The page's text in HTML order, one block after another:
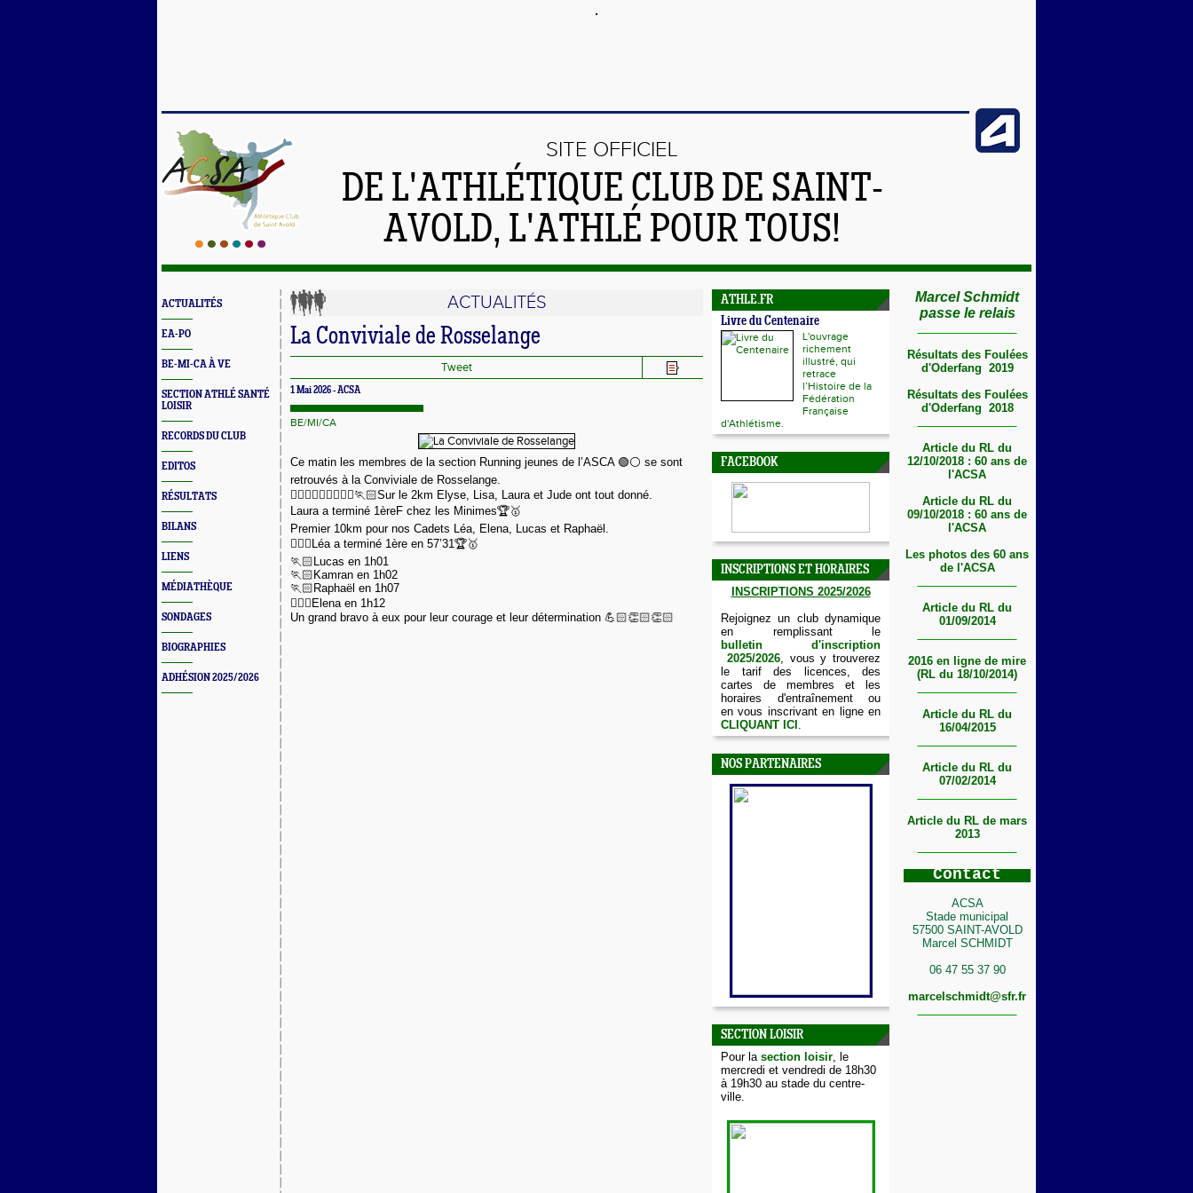
SITE OFFICIEL
DE L'ATHLÉTIQUE CLUB DE SAINT-
AVOLD, L'ATHLÉ POUR TOUS!
ACTUALITÉS
EA-PO
BE-MI-CA À VE
SECTION ATHLÉ SANTÉ
LOISIR
RECORDS DU CLUB
EDITOS
RÉSULTATS
BILANS
LIENS
MÉDIATHÈQUE
SONDAGES
BIOGRAPHIES
ADHÉSION 2025/2026
ACTUALITÉS
La Conviviale de Rosselange
Tweet
1 Mai 2026 - ACSA
BE/MI/CA
Ce matin les membres de la section Running jeunes de l’ASCA 🟢⚪️ se sont
retrouvés à la Conviviale de Rosselange.
🏃🏼‍♀️🏃🏻‍♀️🏃🏻‍♀️🏃🏻Sur le 2km Elyse, Lisa, Laura et Jude ont tout donné.
Laura a terminé 1èreF chez les Minimes🏆🥇
Premier 10km pour nos Cadets Léa, Elena, Lucas et Raphaël.
🏃🏻‍♀️Léa a terminé 1ère en 57’31🏆🥇
🏃🏻Lucas en 1h01
🏃🏻Kamran en 1h02
🏃🏻Raphaël en 1h07
🏃🏼‍♀️Elena en 1h12
Un grand bravo à eux pour leur courage et leur détermination 💪🏻👏🏻👏🏻
ATHLE.FR
Livre du Centenaire
L'ouvrage
richement
illustré, qui
retrace
l’Histoire de la
Fédération
Française
d'Athlétisme.
FACEBOOK
INSCRIPTIONS ET HORAIRES
INSCRIPTIONS 2025/2026
Rejoignez un club dynamique
en remplissant le
bulletin d'inscription
2025/2026, vous y trouverez
le tarif des licences, des
cartes de membres et les
horaires d'entraînement ou
en vous inscrivant en ligne en
CLIQUANT ICI .
NOS PARTENAIRES
SECTION LOISIR
Pour la section loisir, le
mercredi et vendredi de 18h30
à 19h30 au stade du centre-
ville.
Marcel Schmidt
passe le relais
Résultats des Foulées
d'Oderfang 2019
Résultats des Foulées
d'Oderfang 2018
Article du RL du
12/10/2018 : 60 ans de
l'ACSA
Article du RL du
09/10/2018 : 60 ans de
l'ACSA
Les photos des 60 ans
de l'ACSA
Article du RL du
01/09/2014
2016 en ligne de mire
(RL du 18/10/2014)
Article du RL du
16/04/2015
Article du RL du
07/02/2014
Article du RL de mars
2013
Contact
ACSA
Stade municipal
57500 SAINT-AVOLD
Marcel SCHMIDT
06 47 55 37 90
marcelschmidt@sfr.fr